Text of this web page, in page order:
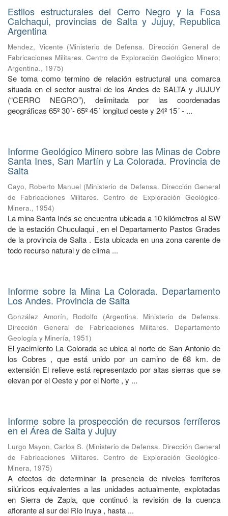
Estilos estructurales del Cerro Negro y la Fosa
Calchaqui, provincias de Salta y Jujuy, Republica
Argentina
Mendez, Vicente (Ministerio de Defensa. Dirección General de
Fabricaciones Militares. Centro de Exploración Geológico Minero;
Argentina., 1975)
Se toma como termino de relación estructural una comarca
situada en el sector austral de los Andes de SALTA y JUJUY
(“CERRO NEGRO”), delimitada por las coordenadas
geográficas 65º 30´- 65º 45´ longitud oeste y 24º 15´ - ...
Informe Geológico Minero sobre las Minas de Cobre
Santa Ines, San Martín y La Colorada. Provincia de
Salta
Cayo, Roberto Manuel (Ministerio de Defensa. Dirección General
de Fabricaciones Militares. Centro de Exploración Geológico-
Minera., 1954)
La mina Santa Inés se encuentra ubicada a 10 kilómetros al SW
de la estación Chuculaqui , en el Departamento Pastos Grades
de la provincia de Salta . Esta ubicada en una zona carente de
todo recurso natural y de clima ...
Informe sobre la Mina La Colorada. Departamento
Los Andes. Provincia de Salta
González Amorín, Rodolfo (Argentina. Ministerio de Defensa.
Dirección General de Fabricaciones Militares. Departamento
Geología y Minería, 1951)
El yacimiento La Colorada se ubica al norte de San Antonio de
los Cobres , que está unido por un camino de 68 km. de
extensión El relieve está representado por altas sierras que se
elevan por el Oeste y por el Norte , y ...
Informe sobre la prospección de recursos ferríferos
en el Área de Salta y Jujuy
Lurgo Mayon, Carlos S. (Ministerio de Defensa. Dirección General
de Fabricaciones Militares. Centro de Exploración Geológico-
Minera, 1975)
A efectos de determinar la presencia de niveles ferríferos
silúricos equivalentes a las unidades actualmente, explotadas
en Sierra de Zapla, que continuó la revisión de la cuenca
aflorante al sur del Río Iruya , hasta ...